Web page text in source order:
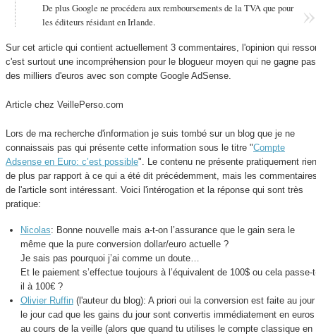
De plus Google ne procédera aux remboursements de la TVA que pour
les éditeurs résidant en Irlande.
Sur cet article qui contient actuellement 3 commentaires, l'opinion qui
c'est surtout une incompréhension pour le blogueur moyen qui ne gagne pas
des milliers d'euros avec son compte Google AdSense.
Article chez VeillePerso.com
Lors de ma recherche d'information je suis tombé sur un blog que je ne
connaissais pas qui présente cette information sous le titre "Compte
Adsense en Euro: c’est possible". Le contenu ne présente pratiquement
de plus par rapport à ce qui a été dit précédemment, mais les
de l'article sont intéressant. Voici l'intérogation et la réponse qui sont très
pratique:
Nicolas: Bonne nouvelle mais a-t-on l’assurance que le gain sera le
même que la pure conversion dollar/euro actuelle ?
Je sais pas pourquoi j’ai comme un doute…
Et le paiement s’effectue toujours à l’équivalent de 100$ ou cela passe-
il à 100€ ?
Olivier Ruffin(l'auteur du blog): A priori oui la conversion est faite au jour
le jour cad que les gains du jour sont convertis immédiatement en euros
au cours de la veille (alors que quand tu utilises le compte classique en